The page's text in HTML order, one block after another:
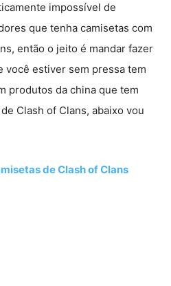
impossível de
que tenha camisetas com
então o jeito é mandar fazer
você estiver sem pressa tem
produtos da china que tem
Clash of Clans, abaixo vou
de Clash of Clans